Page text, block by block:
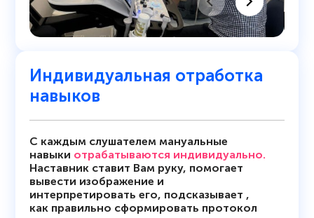
Индивидуальная отработка
навыков
С каждым слушателем мануальные
навыки отрабатываются индивидуально.
Наставник ставит Вам руку, помогает
вывести изображение и
интерпретировать его, подсказывает ,
как правильно сформировать протокол